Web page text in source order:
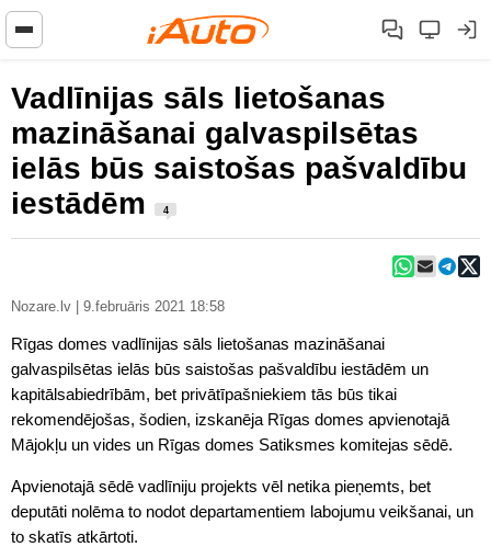
Vadlīnijas sāls lietošanas
mazināšanai galvaspilsētas
ielās būs saistošas pašvaldību
iestādēm
4
Nozare.lv | 9.februāris 2021 18:58
Rīgas domes vadlīnijas sāls lietošanas mazināšanai
galvaspilsētas ielās būs saistošas pašvaldību iestādēm un
kapitālsabiedrībām, bet privātīpašniekiem tās būs tikai
rekomendējošas, šodien, izskanēja Rīgas domes apvienotajā
Mājokļu un vides un Rīgas domes Satiksmes komitejas sēdē.
Apvienotajā sēdē vadlīniju projekts vēl netika pieņemts, bet
deputāti nolēma to nodot departamentiem labojumu veikšanai, un
to skatīs atkārtoti.